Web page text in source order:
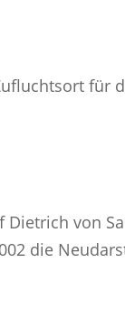
für
von
die